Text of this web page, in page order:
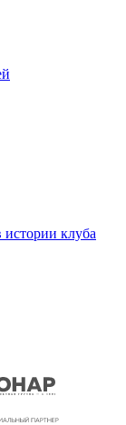
клуба